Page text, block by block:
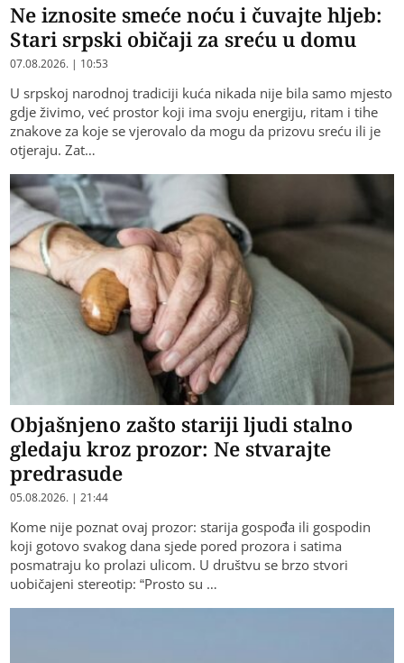
Ne iznosite smeće noću i čuvajte hljeb:
Stari srpski običaji za sreću u domu
07.08.2026. | 10:53
U srpskoj narodnoj tradiciji kuća nikada nije bila samo mjesto
gdje živimo, već prostor koji ima svoju energiju, ritam i tihe
znakove za koje se vjerovalo da mogu da prizovu sreću ili je
otjeraju. Zat…
Objašnjeno zašto stariji ljudi stalno
gledaju kroz prozor: Ne stvarajte
predrasude
05.08.2026. | 21:44
Kome nije poznat ovaj prozor: starija gospođa ili gospodin
koji gotovo svakog dana sjede pored prozora i satima
posmatraju ko prolazi ulicom. U društvu se brzo stvori
uobičajeni stereotip: “Prosto su …